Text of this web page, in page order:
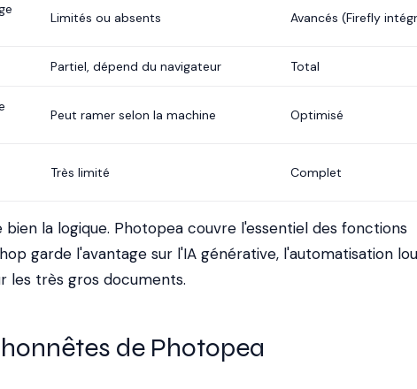
Limités ou absents Avancés (Firefly
Partiel, dépend du navigateur Total
Peut ramer selon la machine Optimisé
Très limité Complet
bien la logique. Photopea couvre l'essentiel des fonctions
garde l'avantage sur l'IA générative, l'automatisation
les très gros documents.
de Photopea